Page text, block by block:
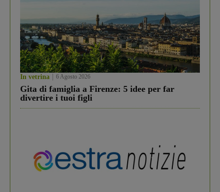
In vetrina 6 Agosto 2026
Gita di famiglia a Firenze: 5 idee per far
divertire i tuoi figli